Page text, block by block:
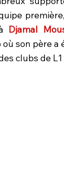
Djamal
son père
clubs de